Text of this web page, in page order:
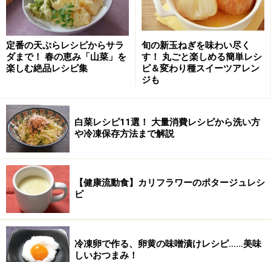
生クリーム 200cc
砂糖 大さじ2
バニラエッセンス 少々
砂糖 大さじ1
水
キルシュ酒
■ その他
油 少々
チョコチップ チョコスプレー 適宜
定番の天ぷらレシピからサラ
ダまで！ 春の恵み「山菜」を
楽しむ絶品レシピ集
旬の新玉ねぎを味わい尽く
す！ 丸ごと楽しめる簡単レシ
ピ＆変わり種スイーツアレン
ジも
白菜レシピ11選！ 大量消費レシピから洗い方
や冷凍保存方法まで解説
【健康流動食】カリフラワーのポタージュレシ
ピ
冷凍卵で作る、卵黄の味噌漬けレシピ……美味
しいおつまみ！